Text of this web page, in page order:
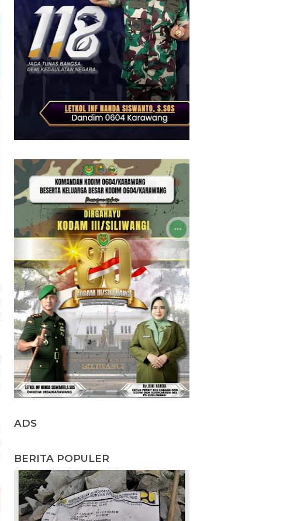
ADS
BERITA POPULER